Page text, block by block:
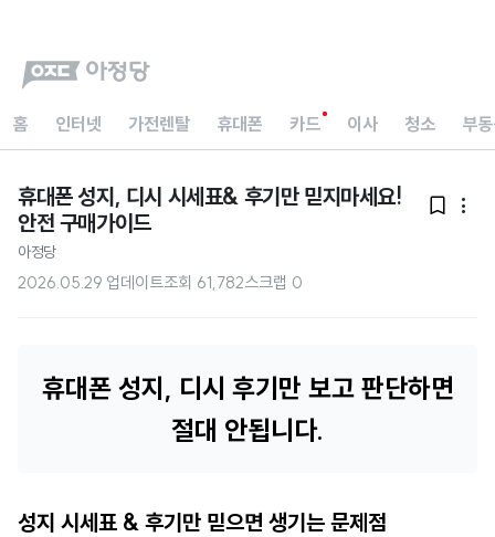
홈 인터넷 가전렌탈 휴대폰 카드 이사 청소 부
휴대폰 성지, 디시 시세표& 후기만 믿지마세요!
안전 구매가이드
 
아정당
2026.05.29 업데이트조회 61,782스크랩 0
휴대폰 성지, 디시 후기만 보고 판단하면
절대 안됩니다.
성지 시세표 & 후기만 믿으면 생기는 문제점